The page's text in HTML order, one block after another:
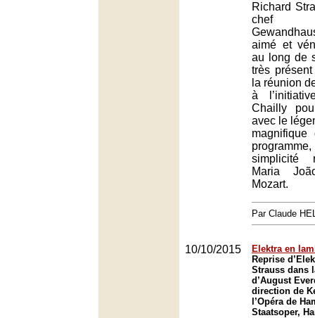
Richard
aimé et
au long de
très
la réunion
à
Chailly
avec le
simplicité
Maria
Mozart.
Par Claude
10/10/2015
Elektra en
Reprise
Strauss dans
d’August
direction de
l’Opéra de
Staatsoper,